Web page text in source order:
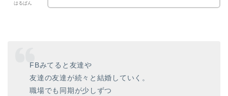
はるぱん
FBみてると友達や
友達の友達が続々と結婚していく。
職場でも同期が少しずつ